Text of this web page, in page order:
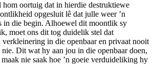
hom oortuig dat in hierdie destruktiewe
opgesluit lê dat julle weer ’n
in die begin. Alhoewel dit moontlik sy
moet ons dit tog duidelik stel dat
verkleinering in die openbaar en privaat nooit
Dit wat hy aan jou in die openbaar doen,
nie saak hoe ’n goeie verduideliking hy